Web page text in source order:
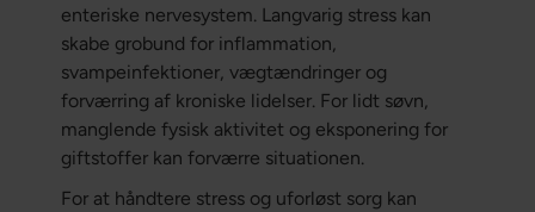
enteriske nervesystem. Langvarig stress kan
skabe grobund for inflammation,
svampeinfektioner, vægtændringer og
forværring af kroniske lidelser. For lidt søvn,
manglende fysisk aktivitet og eksponering for
giftstoffer kan forværre situationen.
For at håndtere stress og uforløst sorg kan